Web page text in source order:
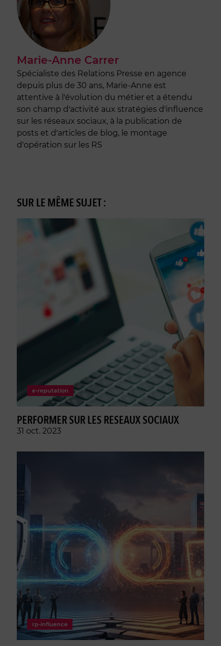
Marie-Anne Carrer
Spécialiste des Relations Presse en agence
depuis plus de 30 ans, Marie-Anne est
attentive à l'évolution du métier et a étendu
son champ d'activité aux stratégies d'influence
sur les réseaux sociaux, à la publication de
posts et d'articles de blog, le montage
d'opération sur les RS
SUR LE MÊME SUJET :
e-reputation
PERFORMER SUR LES RESEAUX SOCIAUX
31 oct. 2023
rp-influence